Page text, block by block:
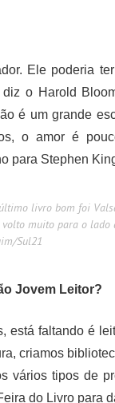
Ele poderia
o Harold
é um grande
o amor é
para Stephen
livro bom foi
muito para o
Sul21
Jovem Leitor?
está faltando é
criamos
vários tipos de
do Livro para